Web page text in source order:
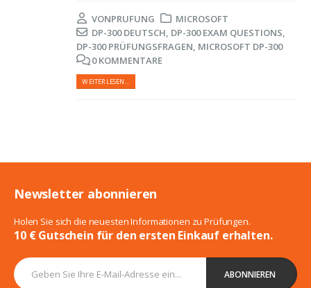
VONPRUFUNG
MICROSOFT
DP-300 DEUTSCH, DP-300 EXAM QUESTIONS,
DP-300 PRÜFUNGSFRAGEN, MICROSOFT DP-300
0 KOMMENTARE
WEITERLESEN...
Newsletter abonnieren
Holen Sie sich die neuesten Informationen zu Prüfungen.
10 € Gutschein für den ersten Einkauf erhalten.